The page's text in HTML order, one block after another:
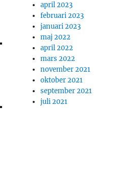
april 2023
februari 2023
januari 2023
maj 2022
april 2022
mars 2022
november 2021
oktober 2021
september 2021
juli 2021